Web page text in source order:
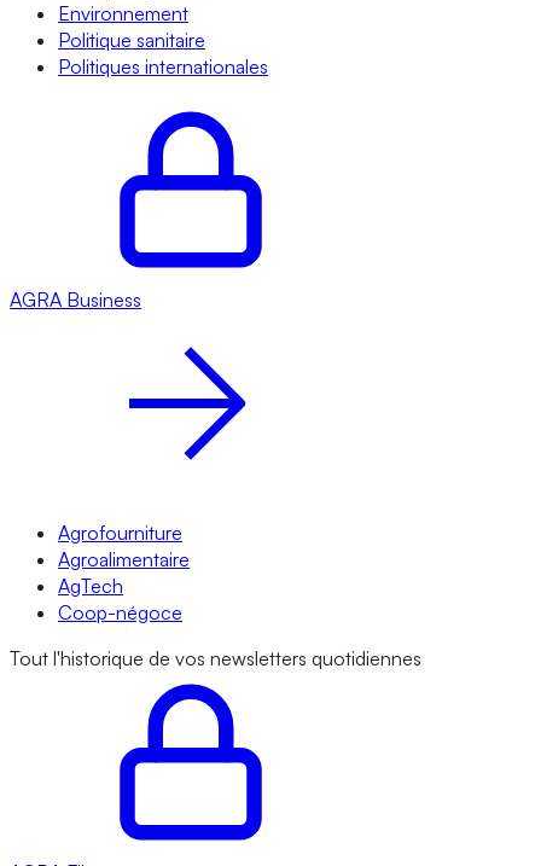
Environnement
Politique sanitaire
Politiques internationales
AGRA Business
Agrofourniture
Agroalimentaire
AgTech
Coop-négoce
Tout l'historique de vos newsletters quotidiennes